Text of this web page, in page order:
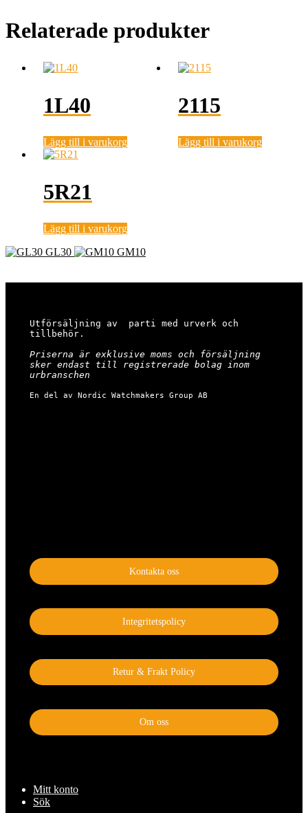
Relaterade produkter
1L40
Lägg till i varukorg
2115
Lägg till i varukorg
5R21
Lägg till i varukorg
GL30
GM10
Utförsäljning av  parti med urverk och
tillbehör.
Priserna är exklusive moms och försäljning
sker endast till registrerade bolag inom
urbranschen
En del av Nordic Watchmakers Group AB
Kontakta oss
Integritetspolicy
Retur & Frakt Policy
Om oss
Mitt konto
Sök